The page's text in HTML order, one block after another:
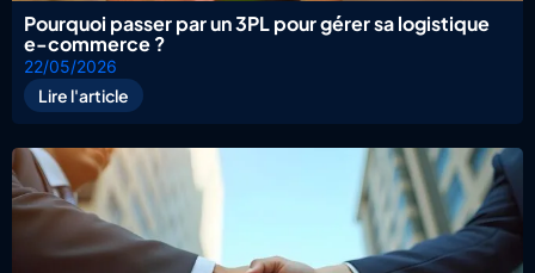
Pourquoi passer par un 3PL pour gérer sa logistique
e-commerce ?
22/05/2026
Lire l'article